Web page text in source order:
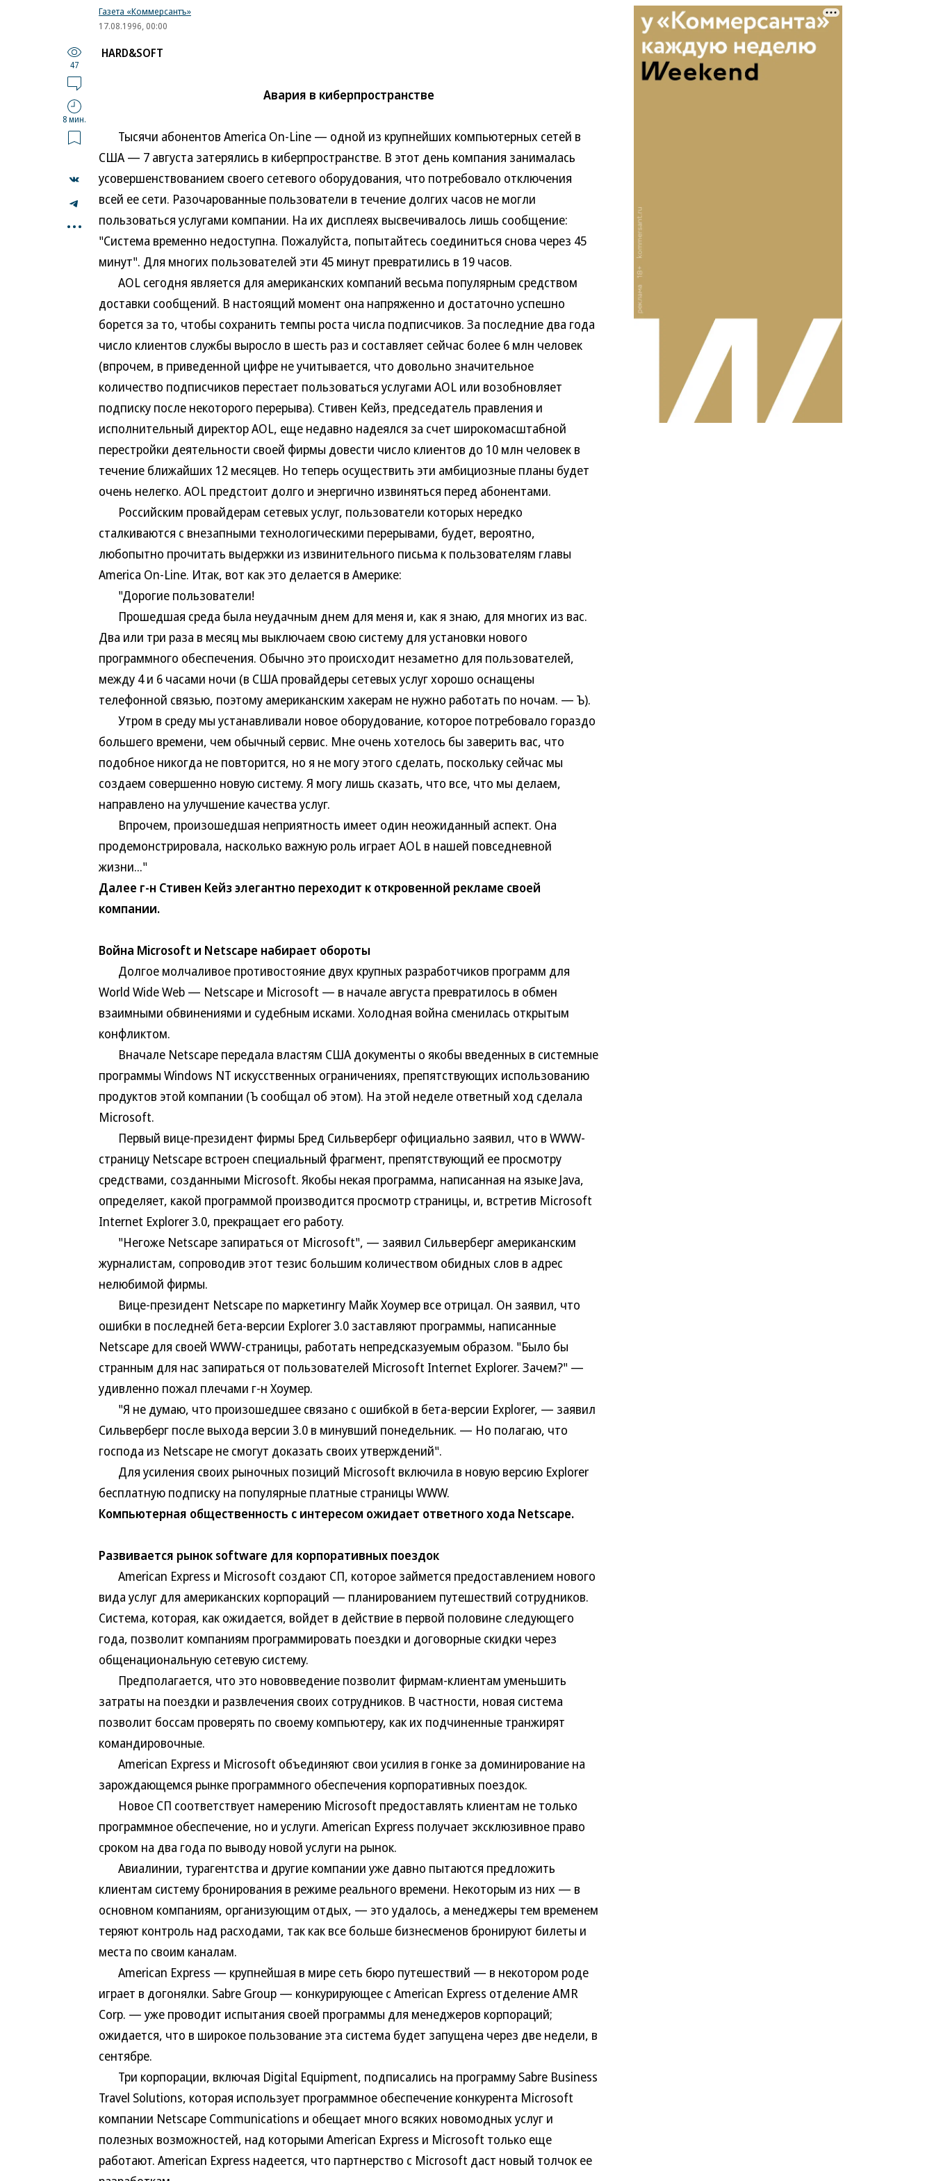
Газета «Коммерсантъ»
17.08.1996, 00:00
47
8 мин.
...
HARD&SOFT
Авария в киберпространстве
Тысячи абонентов America On-Line — одной из крупнейших компьютерных сетей в
США — 7 августа затерялись в киберпространстве. В этот день компания занималась
усовершенствованием своего сетевого оборудования, что потребовало отключения
всей ее сети. Разочарованные пользователи в течение долгих часов не могли
пользоваться услугами компании. На их дисплеях высвечивалось лишь сообщение:
"Система временно недоступна. Пожалуйста, попытайтесь соединиться снова через 45
минут". Для многих пользователей эти 45 минут превратились в 19 часов.
AOL сегодня является для американских компаний весьма популярным средством
доставки сообщений. В настоящий момент она напряженно и достаточно успешно
борется за то, чтобы сохранить темпы роста числа подписчиков. За последние два года
число клиентов службы выросло в шесть раз и составляет сейчас более 6 млн человек
(впрочем, в приведенной цифре не учитывается, что довольно значительное
количество подписчиков перестает пользоваться услугами AOL или возобновляет
подписку после некоторого перерыва). Стивен Кейз, председатель правления и
исполнительный директор AOL, еще недавно надеялся за счет широкомасштабной
перестройки деятельности своей фирмы довести число клиентов до 10 млн человек в
течение ближайших 12 месяцев. Но теперь осуществить эти амбициозные планы будет
очень нелегко. AOL предстоит долго и энергично извиняться перед абонентами.
Российским провайдерам сетевых услуг, пользователи которых нередко
сталкиваются с внезапными технологическими перерывами, будет, вероятно,
любопытно прочитать выдержки из извинительного письма к пользователям главы
America On-Line. Итак, вот как это делается в Америке:
"Дорогие пользователи!
Прошедшая среда была неудачным днем для меня и, как я знаю, для многих из вас.
Два или три раза в месяц мы выключаем свою систему для установки нового
программного обеспечения. Обычно это происходит незаметно для пользователей,
между 4 и 6 часами ночи (в США провайдеры сетевых услуг хорошо оснащены
телефонной связью, поэтому американским хакерам не нужно работать по ночам. — Ъ).
Утром в среду мы устанавливали новое оборудование, которое потребовало гораздо
большего времени, чем обычный сервис. Мне очень хотелось бы заверить вас, что
подобное никогда не повторится, но я не могу этого сделать, поскольку сейчас мы
создаем совершенно новую систему. Я могу лишь сказать, что все, что мы делаем,
направлено на улучшение качества услуг.
Впрочем, произошедшая неприятность имеет один неожиданный аспект. Она
продемонстрировала, насколько важную роль играет AOL в нашей повседневной
жизни..."
Далее г-н Стивен Кейз элегантно переходит к откровенной рекламе своей
компании.
Война Microsoft и Netscape набирает обороты
Долгое молчаливое противостояние двух крупных разработчиков программ для
World Wide Web — Netscape и Microsoft — в начале августа превратилось в обмен
взаимными обвинениями и судебным исками. Холодная война сменилась открытым
конфликтом.
Вначале Netscape передала властям США документы о якобы введенных в системные
программы Windows NT искусственных ограничениях, препятствующих использованию
продуктов этой компании (Ъ сообщал об этом). На этой неделе ответный ход сделала
Microsoft.
Первый вице-президент фирмы Бред Сильверберг официально заявил, что в WWW-
страницу Netscape встроен специальный фрагмент, препятствующий ее просмотру
средствами, созданными Microsoft. Якобы некая программа, написанная на языке Java,
определяет, какой программой производится просмотр страницы, и, встретив Microsoft
Internet Explorer 3.0, прекращает его работу.
"Негоже Netscape запираться от Microsoft", — заявил Сильверберг американским
журналистам, сопроводив этот тезис большим количеством обидных слов в адрес
нелюбимой фирмы.
Вице-президент Netscape по маркетингу Майк Хоумер все отрицал. Он заявил, что
ошибки в последней бета-версии Explorer 3.0 заставляют программы, написанные
Netscape для своей WWW-страницы, работать непредсказуемым образом. "Было бы
странным для нас запираться от пользователей Microsoft Internet Explorer. Зачем?" —
удивленно пожал плечами г-н Хоумер.
"Я не думаю, что произошедшее связано с ошибкой в бета-версии Explorer, — заявил
Сильверберг после выхода версии 3.0 в минувший понедельник. — Но полагаю, что
господа из Netscape не смогут доказать своих утверждений".
Для усиления своих рыночных позиций Microsoft включила в новую версию Explorer
бесплатную подписку на популярные платные страницы WWW.
Компьютерная общественность с интересом ожидает ответного хода Netscape.
Развивается рынок software для корпоративных поездок
American Express и Microsoft создают СП, которое займется предоставлением нового
вида услуг для американских корпораций — планированием путешествий сотрудников.
Система, которая, как ожидается, войдет в действие в первой половине следующего
года, позволит компаниям программировать поездки и договорные скидки через
общенациональную сетевую систему.
Предполагается, что это нововведение позволит фирмам-клиентам уменьшить
затраты на поездки и развлечения своих сотрудников. В частности, новая система
позволит боссам проверять по своему компьютеру, как их подчиненные транжирят
командировочные.
American Express и Microsoft объединяют свои усилия в гонке за доминирование на
зарождающемся рынке программного обеспечения корпоративных поездок.
Новое СП соответствует намерению Microsoft предоставлять клиентам не только
программное обеспечение, но и услуги. American Express получает эксклюзивное право
сроком на два года по выводу новой услуги на рынок.
Авиалинии, турагентства и другие компании уже давно пытаются предложить
клиентам систему бронирования в режиме реального времени. Некоторым из них — в
основном компаниям, организующим отдых, — это удалось, а менеджеры тем временем
теряют контроль над расходами, так как все больше бизнесменов бронируют билеты и
места по своим каналам.
American Express — крупнейшая в мире сеть бюро путешествий — в некотором роде
играет в догонялки. Sabre Group — конкурирующее с American Express отделение AMR
Corp. — уже проводит испытания своей программы для менеджеров корпораций;
ожидается, что в широкое пользование эта система будет запущена через две недели, в
сентябре.
Три корпорации, включая Digital Equipment, подписались на программу Sabre Business
Travel Solutions, которая использует программное обеспечение конкурента Microsoft
компании Netscape Communications и обещает много всяких новомодных услуг и
полезных возможностей, над которыми American Express и Microsoft только еще
работают. American Express надеется, что партнерство с Microsoft даст новый толчок ее